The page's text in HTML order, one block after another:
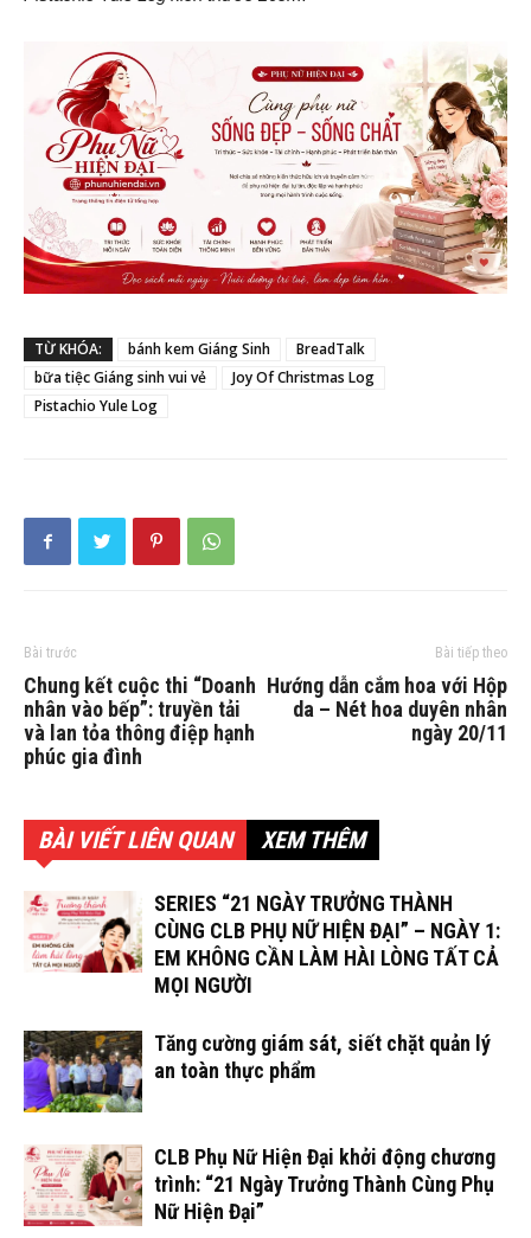
TỪ KHÓA: bánh kem Giáng Sinh
BreadTalk
bữa tiệc Giáng sinh vui vẻ
Joy Of Christmas Log
Pistachio Yule Log
Bài trước
Chung kết cuộc thi “Doanh
nhân vào bếp”: truyền tải
và lan tỏa thông điệp hạnh
phúc gia đình
Bài tiếp theo
Hướng dẫn cắm hoa với Hộp
da – Nét hoa duyên nhân
ngày 20/11
BÀI VIẾT LIÊN QUAN XEM THÊM
SERIES “21 NGÀY TRƯỞNG THÀNH
CÙNG CLB PHỤ NỮ HIỆN ĐẠI” – NGÀY 1:
EM KHÔNG CẦN LÀM HÀI LÒNG TẤT CẢ
MỌI NGƯỜI
Tăng cường giám sát, siết chặt quản lý
an toàn thực phẩm
CLB Phụ Nữ Hiện Đại khởi động chương
trình: “21 Ngày Trưởng Thành Cùng Phụ
Nữ Hiện Đại”